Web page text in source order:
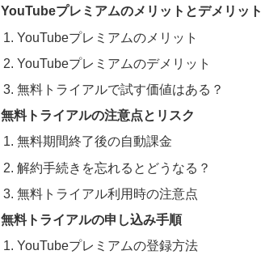
YouTubeプレミアムのメリットとデメリット
YouTubeプレミアムのメリット
YouTubeプレミアムのデメリット
無料トライアルで試す価値はある？
無料トライアルの注意点とリスク
無料期間終了後の自動課金
解約手続きを忘れるとどうなる？
無料トライアル利用時の注意点
無料トライアルの申し込み手順
YouTubeプレミアムの登録方法